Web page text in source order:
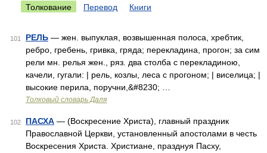
Толкование Перевод Книги
101 РЕЛЬ — жен. выпуклая, возвышенная полоса, хребтик,
ребро, гребень, гривка, гряда; перекладина, прогон; за сим
рели мн. релья жен., ряз. два столба с перекладиною,
качели, гугали: | рель, козлы, леса с прогоном; | виселица; |
высокие перила, поручни,&#8230; …
Толковый словарь Даля
102 ПАСХА — (Воскресение Христа), главный праздник
Православной Церкви, установленный апостолами в честь
Воскресения Христа. Христиане, празднуя Пасху,